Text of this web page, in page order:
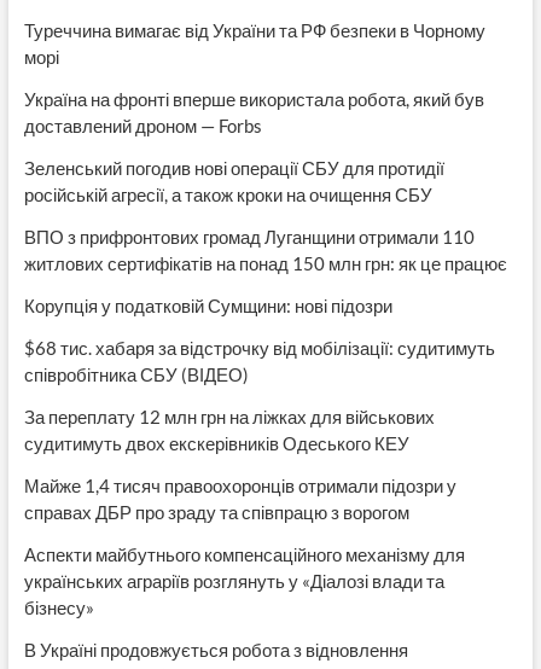
Туреччина вимагає від України та РФ безпеки в Чорному
морі
Україна на фронті вперше використала робота, який був
доставлений дроном — Forbs
Зеленський погодив нові операції СБУ для протидії
російській агресії, а також кроки на очищення СБУ
ВПО з прифронтових громад Луганщини отримали 110
житлових сертифікатів на понад 150 млн грн: як це працює
Корупція у податковій Сумщини: нові підозри
$68 тис. хабаря за відстрочку від мобілізації: судитимуть
співробітника СБУ (ВІДЕО)
За переплату 12 млн грн на ліжках для військових
судитимуть двох екскерівників Одеського КЕУ
Майже 1,4 тисяч правоохоронців отримали підозри у
справах ДБР про зраду та співпрацю з ворогом
Аспекти майбутнього компенсаційного механізму для
українських аграріїв розглянуть у «Діалозі влади та
бізнесу»
В Україні продовжується робота з відновлення